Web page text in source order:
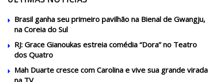
Brasil ganha seu primeiro pavilhão na Bienal de Gwangju,
na Coreia do Sul
RJ: Grace Gianoukas estreia comédia “Dora” no Teatro
dos Quatro
Mah Duarte cresce com Carolina e vive sua grande virada